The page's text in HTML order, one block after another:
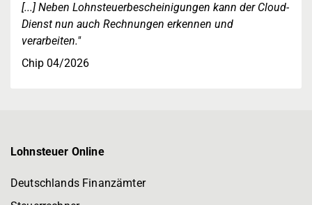
[...] Neben Lohnsteuerbescheinigungen kann der Cloud-
Dienst nun auch Rechnungen erkennen und
verarbeiten."
Chip 04/2026
Lohnsteuer Online
Deutschlands Finanzämter